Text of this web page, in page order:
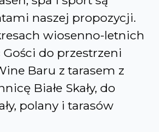
naszej propozycji.
wiosenno-letnich
do przestrzeni
Baru z tarasem z
Białe Skały, do
polany i tarasów